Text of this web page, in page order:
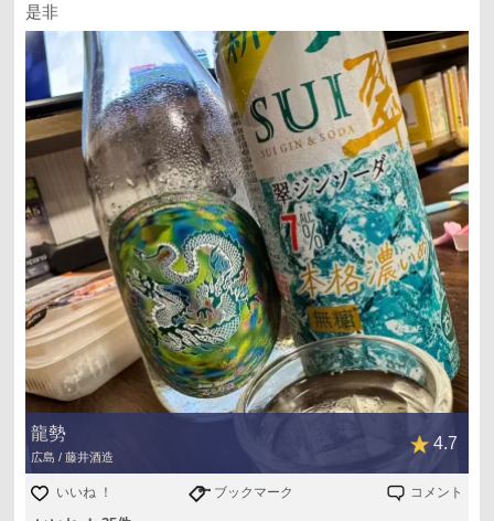
是非
龍勢
広島 / 藤井酒造
4.7
いいね ！ ブックマーク コメント